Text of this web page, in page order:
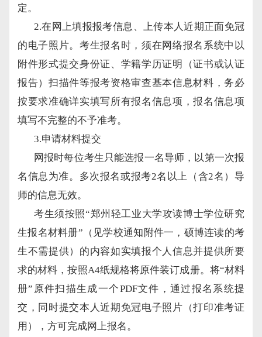
定。
2.在网上填报报考信息、上传本人近期正面免冠
的电子照片。考生报名时，须在网络报名系统中以
附件形式提交身份证、学籍学历证明（证书或认证
报告）扫描件等报考资格审查基本信息材料，务必
按要求准确详实填写所有报名信息项，报名信息项
填写不完整的不予准考。
3.申请材料提交
网报时每位考生只能选报一名导师，以第一次报
名信息为准。多次报名或报考2名以上（含2名）导
师的信息无效。
考生须按照“郑州轻工业大学攻读博士学位研究
生报名材料册”（见学校通知 附件一，硕博连读的考
生不需提供）的内容如实填报个人信息并提供所要
求的材料，按照A4纸规格将原件装订成册。将“材料
册”原件扫描生成一个PDF文件，通过报名系统提
交，同时提交本人近期免冠电子照片（打印准考证
用），方可完成网上报名。